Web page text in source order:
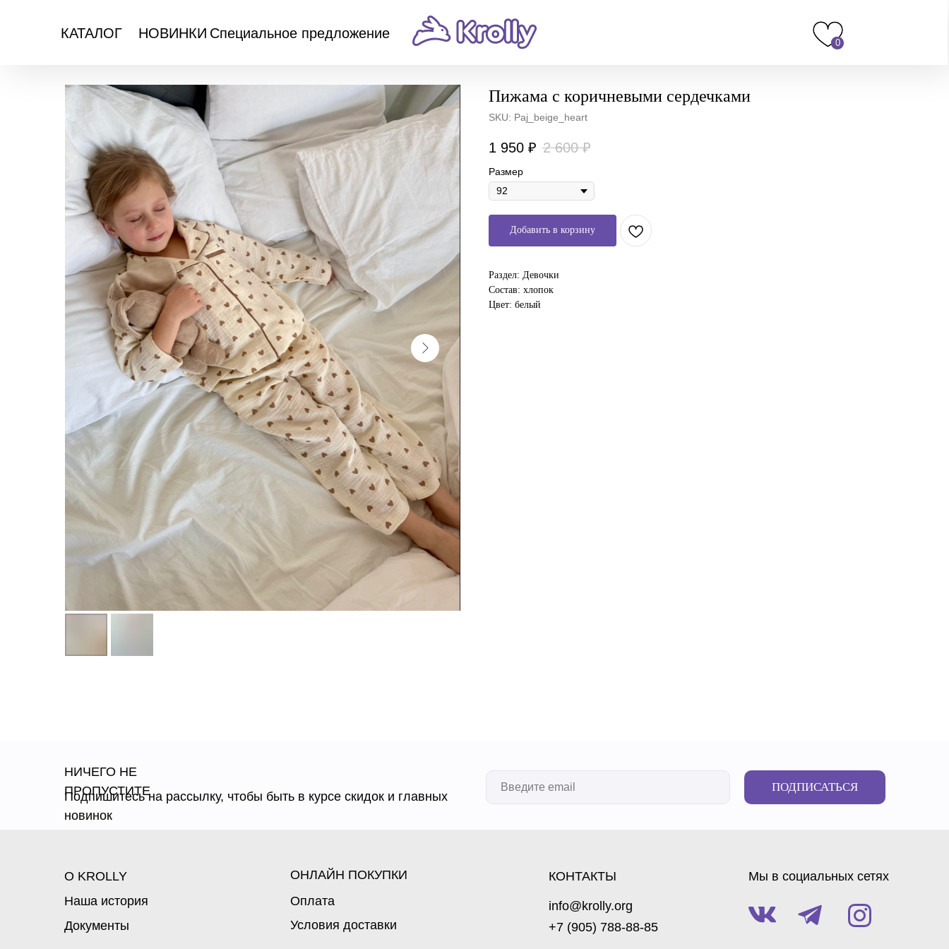
КАТАЛОГ НОВИНКИ Специальное предложение
0
Пижама с коричневыми сердечками
SKU: Paj_beige_heart
1 950 ₽ 2 600 ₽
Размер
Добавить в корзину
Раздел: Девочки
Состав: хлопок
Цвет: белый
НИЧЕГО НЕ
ПРОПУСТИТЕ
Подпишитесь на рассылку, чтобы быть в курсе скидок и главных
новинок
ПОДПИСАТЬСЯ
О KROLLY ОНЛАЙН ПОКУПКИ
КОНТАКТЫ
Наша история
Документы
Оплата
Условия доставки
info@krolly.org
Мы в социальных сетях
+7 (905) 788-88-85